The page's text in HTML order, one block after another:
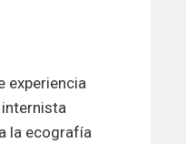
experiencia
la ecografía